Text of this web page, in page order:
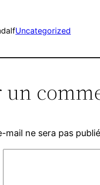
Uncategorized
un
mail ne sera pas